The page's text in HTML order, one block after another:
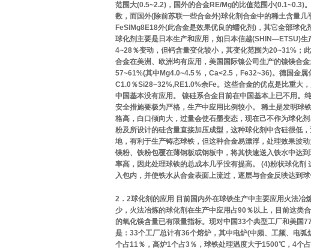
范围大(0.5~2.2)，国外的合金RE/Mg的比值范围小(0.1~0.3)
数，而国外(除前苏联一些合金外)球化剂合金中的稀土含量
FeSlMg8E18外(此合金是效果优良的蠕化剂)，其它全部球
球化剂主要是日本生产和应用，如日本信越(SHIN—ETSU)
4~28％变动，但钙含量变化较小，其变化范围为20~31%；
合金在美洲、欧洲均有应用，美国国际镍公司生产的镍镁合
57~61%(其中Mg4.0~4.5％，Ca<2.5，Fe32~36)。德国金
C1.0％Si28~32%,RE1.0%余Fe。这些合金的优点是比重大
中国基本没有应用。 镍硅系合金目前在中国基本上已不用。
安全措施要极为严格，生产中应用比例较小。 稀土是发明球
格高，白口倾向大，过量会使石墨变态，现在己不作为球化
粉及所设计的硅含量直接加压成型，这种球化剂中含硅很低
地，有利于生产铸态球铁，但这种合金易漂浮，处理效果波
镁粉、铁粉包覆在薄钢板或钢板中，将其快速送入铁水中达
率高，因此处理球铁的总成本几乎没有提高。 (4)粉状球化
入包内，并使铁水从合金表面上流过，逐层与合金反映达到
2．2球化剂的应用 目前国内外在球铁生产中主要应用火法
少，火法冶炼的球化剂在生产中应用占90％以上，目前这类
的氧化镁含量已有限量指标。现对中国33个典型工厂和美国
是：33个工厂总计有36个熔炉，其中电炉(中频、工频、电
个占11％，高炉1个占3％，球铁处理温度大于1500℃，4